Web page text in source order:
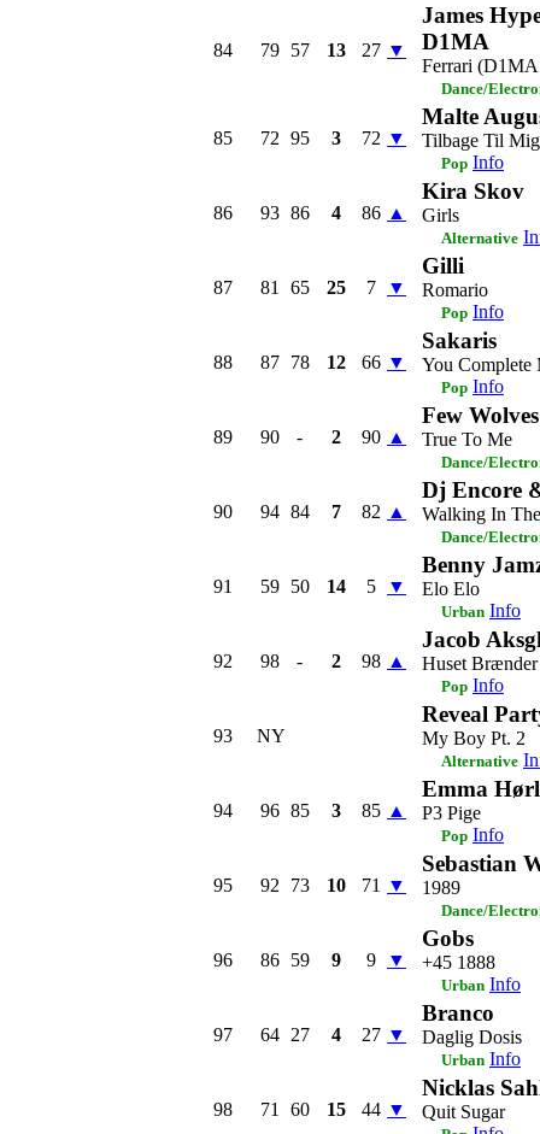
84 79 57 13 27 ▼
James
D1MA
Ferrari
Dance/
85 72 95 3 72 ▼
Malte
Tilbage Til
Pop Info
86 93 86 4 86 ▲
Kira Skov
Girls
Alternative
87 81 65 25 7 ▼
Gilli
Romario
Pop Info
88 87 78 12 66 ▼
Sakaris
You Complete
Pop Info
89 90 - 2 90 ▲
Few
True To Me
Dance/
90 94 84 7 82 ▲
Dj Encore
Walking In
Dance/
91 59 50 14 5 ▼
Benny
Elo Elo
Urban Info
92 98 - 2 98 ▲
Jacob
Huset Brænder
Pop Info
93 NY
Reveal
My Boy Pt. 2
Alternative
94 96 85 3 85 ▲
Emma
P3 Pige
Pop Info
95 92 73 10 71 ▼
Sebastian
1989
Dance/
96 86 59 9 9 ▼
Gobs
+45 1888
Urban Info
97 64 27 4 27 ▼
Branco
Daglig Dosis
Urban Info
98 71 60 15 44 ▼
Nicklas
Quit Sugar